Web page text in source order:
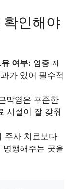
확인해야
여부: 염증 제
가 있어 필수적
막염은 꾸준한
시설이 잘 갖춰
주사 치료보다
병행해주는 곳을